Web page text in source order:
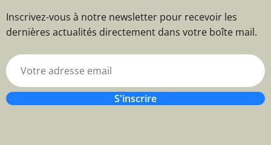
Inscrivez-vous à notre newsletter pour recevoir les
dernières actualités directement dans votre boîte mail.
S'inscrire